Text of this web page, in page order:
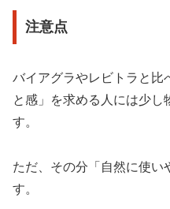
注意点
バイアグラやレビトラと比
と感」を求める人には少し
す。
ただ、その分「自然に使い
す。